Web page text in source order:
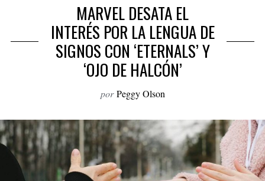
h
f
o
MARVEL DESATA EL
INTERÉS POR LA LENGUA DE
SIGNOS CON ‘ETERNALS’ Y
‘OJO DE HALCÓN’
por Peggy Olson